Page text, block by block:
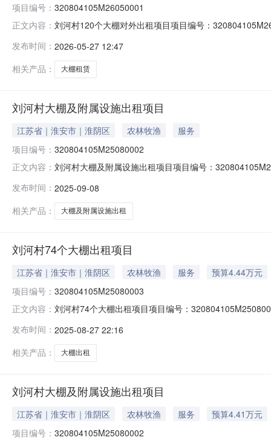
项目编号： 320804105M26050001
正文内容： 刘河村120个大棚对外出租项目项目编号：
约122亩，每年租金6270元，招标最低价12540元。二
发布时间： 2026-05-27 12:47
相关产品：
大棚租赁
刘河村大棚及附属设施出租项目
江苏省｜淮安市｜淮阴区 农林牧渔
服务
项目编号： 320804105M25080002
正文内容： 刘河村大棚及附属设施出租项目项目编号：
于蔬菜种植农业生产活动。8个大棚占地面积约8.26亩，
发布时间： 2025-09-08
相关产品：
大棚及附属设施出租
刘河村74个大棚出租项目
江苏省｜淮安市｜淮阴区 农林牧渔 服务
预算4.44万元
项目编号： 320804105M25080003
正文内容： 刘河村74个大棚出租项目项目编号：
产活动。大棚占地面积约61亩，四址：东至：刘大恒大
发布时间： 2025-08-27 22:16
相关产品：
大棚出租
刘河村大棚及附属设施出租项目
江苏省｜淮安市｜淮阴区 农林牧渔 服务
预算4.41万元
项目编号： 320804105M25080002